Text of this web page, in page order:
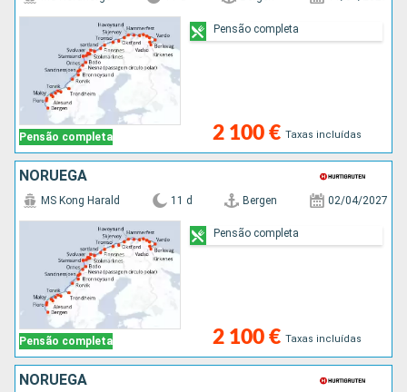
Pensão completa 2 100 € Taxas incluídas
Pensão completa
NORUEGA
Pensão completa
MS Kong Harald 11 d Bergen 02/04/2027
2 100 € Taxas incluídas
Pensão completa
NORUEGA